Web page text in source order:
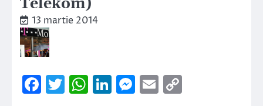
13 martie 2014
Facebook
Twitter
WhatsApp
LinkedIn
Messenger
Email